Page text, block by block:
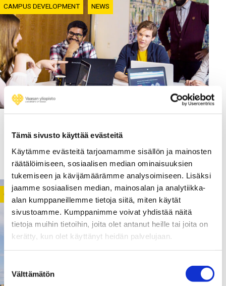
Tämä sivusto käyttää evästeitä
Käytämme evästeitä tarjoamamme sisällön ja mainosten
räätälöimiseen, sosiaalisen median ominaisuuksien
tukemiseen ja kävijämäärämme analysoimiseen. Lisäksi
jaamme sosiaalisen median, mainosalan ja analytiikka-
alan kumppaneillemme tietoja siitä, miten käytät
sivustoamme. Kumppanimme voivat yhdistää näitä
tietoja muihin tietoihin, joita olet antanut heille tai joita on
kerätty, kun olet käyttänyt heidän palvelujaan.
valinta
Välttämätön
CAMPUS DEVELOPMENT NEWS
The New Workgroups in
Campus Development
CAMPUS DEVELOPMENT